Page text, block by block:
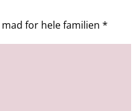
for hele familien *